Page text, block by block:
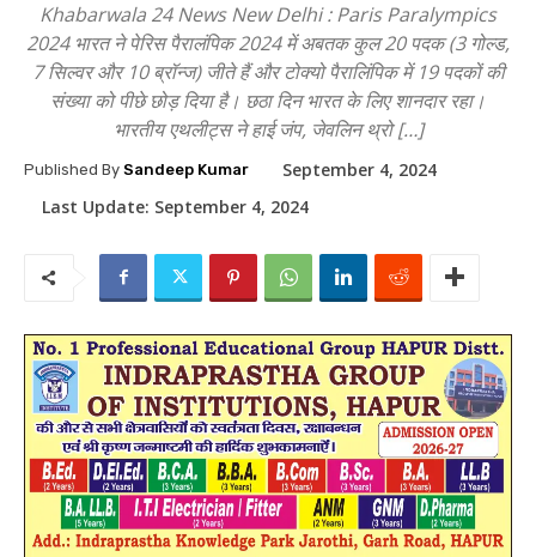
Khabarwala 24 News New Delhi : Paris Paralympics
2024 भारत ने पेरिस पैरालंपिक 2024 में अबतक कुल 20 पदक (3 गोल्ड,
7 सिल्वर और 10 ब्रॉन्ज) जीते हैं और टोक्यो पैरालिंपिक में 19 पदकों की
संख्या को पीछे छोड़ दिया है। छठा दिन भारत के लिए शानदार रहा।
भारतीय एथलीट्स ने हाई जंप, जेवलिन थ्रो […]
Published By Sandeep Kumar
September 4, 2024
Last Update: September 4, 2024